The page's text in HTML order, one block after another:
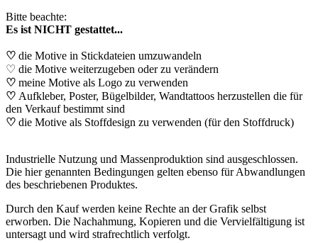
Bitte beachte:
Es ist NICHT gestattet...
♡ die Motive in Stickdateien umzuwandeln
♡ die Motive weiterzugeben oder zu verändern
♡ meine Motive als Logo zu verwenden
♡ Aufkleber, Poster, Bügelbilder, Wandtattoos herzustellen die für
den Verkauf bestimmt sind
♡ die Motive als Stoffdesign zu verwenden (für den Stoffdruck)
Industrielle Nutzung und Massenproduktion sind ausgeschlossen.
Die hier genannten Bedingungen gelten ebenso für Abwandlungen
des beschriebenen Produktes.
Durch den Kauf werden keine Rechte an der Grafik selbst
erworben. Die Nachahmung, Kopieren und die Vervielfältigung ist
untersagt und wird strafrechtlich verfolgt.